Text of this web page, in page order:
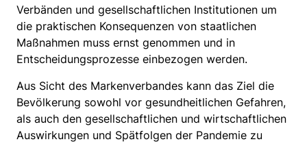
Verbänden und gesellschaftlichen Institutionen um
die praktischen Konsequenzen von staatlichen
Maßnahmen muss ernst genommen und in
Entscheidungsprozesse einbezogen werden.
Aus Sicht des Markenverbandes kann das Ziel die
Bevölkerung sowohl vor gesundheitlichen Gefahren,
als auch den gesellschaftlichen und wirtschaftlichen
Auswirkungen und Spätfolgen der Pandemie zu